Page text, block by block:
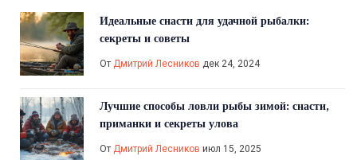
Идеальные снасти для удачной рыбалки:
секреты и советы
От Дмитрий Лесников дек 24, 2024
Лучшие способы ловли рыбы зимой: снасти,
приманки и секреты улова
От Дмитрий Лесников июл 15, 2025